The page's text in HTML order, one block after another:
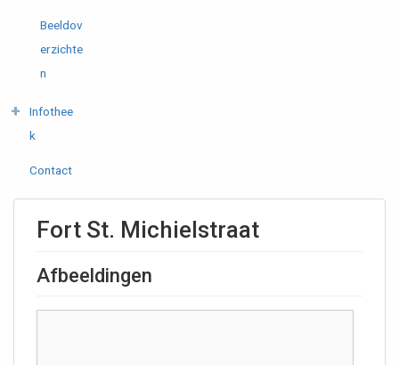
Beeldov
erzichte
n
Infothee
k
Contact
Fort St. Michielstraat
Afbeeldingen